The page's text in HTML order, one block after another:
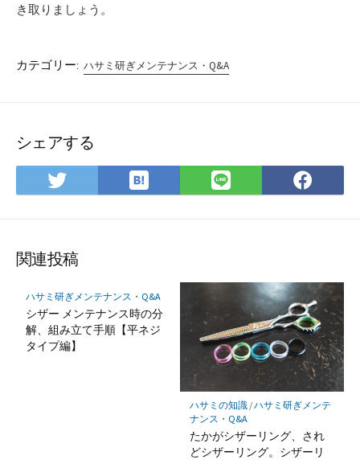
き取りましょう。
カテゴリー: ハサミ研ぎメンテナンス・Q&A
シェアする
Twitter
で
ア
は
て
マ
ー
ク
LINE
で
で
関連投稿
ハサミ研ぎメンテナンス・Q&A
シザー メンテナンス時の分
解、組み立て手順【平ネジ
タイプ編】
ハサミの知識/ハサミ研ぎメンテ
ナンス・Q&A
たかがシザーリング、され
どシザーリング。シザーリ